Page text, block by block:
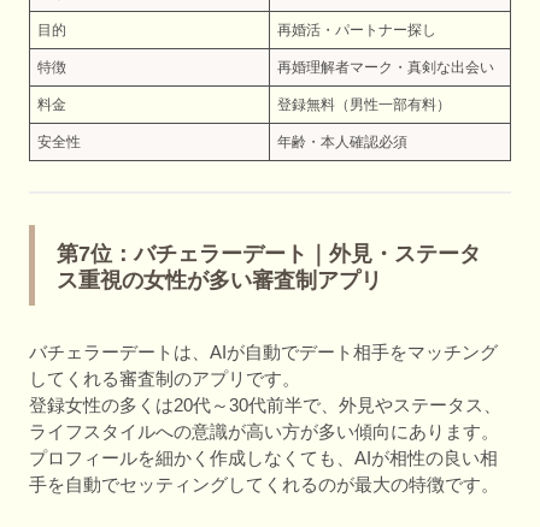
目的 再婚活・パートナー探し
特徴 再婚理解者マーク・真剣な出会い
料金 登録無料（男性一部有料）
安全性 年齢・本人確認必須
第7位：バチェラーデート｜外見・ステータ
ス重視の女性が多い審査制アプリ
バチェラーデートは、AIが自動でデート相手をマッチング
してくれる審査制のアプリです。
登録女性の多くは20代～30代前半で、外見やステータス、
ライフスタイルへの意識が高い方が多い傾向にあります。
プロフィールを細かく作成しなくても、AIが相性の良い相
手を自動でセッティングしてくれるのが最大の特徴です。